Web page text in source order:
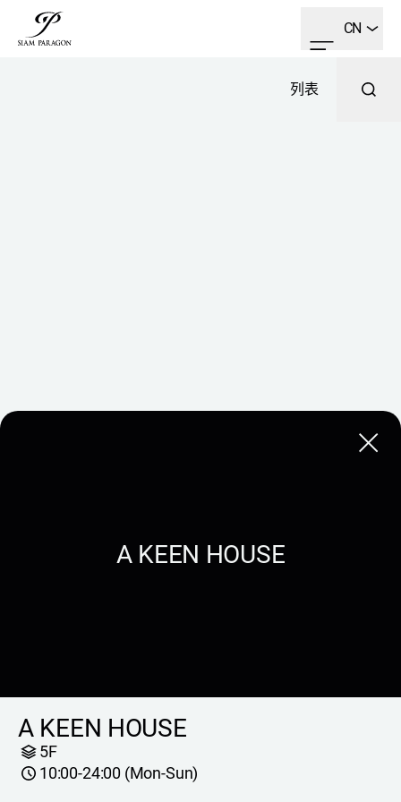
CN
Close
A KEEN HOUSE
A KEEN HOUSE
5F
10:00-24:00 (Mon-Sun)
列表